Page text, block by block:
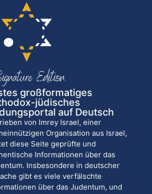
großformatiges
jüdisches
auf Deutsch
von Imrey Israel, einer
Organisation aus Israel,
diese Seite geprüfte und
Informationen über das
Insbesondere in deutscher
gibt es viele verfälschte
über das Judentum, und